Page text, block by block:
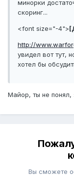
минорки
скоринг...
<font size="-4">
http://
увидел вот тут,
хотел бы
Майор, ты не понял,
Вы сможете